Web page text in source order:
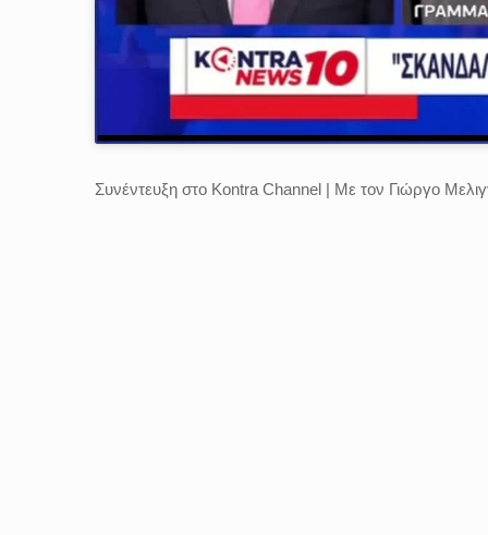
Συνέντευξη στο Kontra Channel | Με τον Γιώργο